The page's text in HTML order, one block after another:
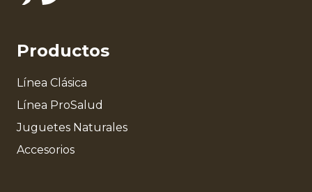
Productos
Línea Clásica
Línea ProSalud
Juguetes Naturales
Accesorios